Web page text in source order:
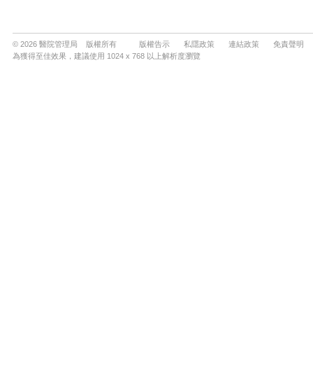
© 2026 醫院管理局 版權所有 版權告示 私隱政策 連結政策
免責聲明
為獲得至佳效果，建議使用 1024 x 768 以上解析度瀏覽